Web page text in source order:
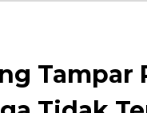
Tampar